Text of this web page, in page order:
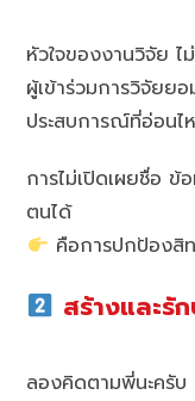
หัวใจของงานวิจัย ไ
ผู้เข้าร่วมการวิจัยย
ประสบการณ์ที่อ่อนไ
การไม่เปิดเผยชื่อ ข้
ตนได้
คือการปกป้องสิ
สร้างและรั
ลองคิดตามพี่นะครับ